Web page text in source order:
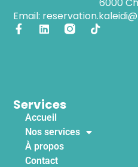
Services
Accueil
Nos services
À propos
Contact
Email: